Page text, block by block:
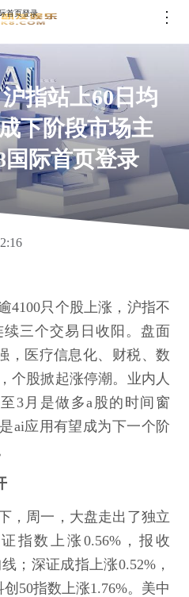
首页登录
指站上60日均
下阶段市场主
际首页登录
4100只个股上涨，沪指不
三个交易日收阳。盘面
，医疗信息化、财税、数
个股掀起涨停潮。业内人
3月是做多a股的时间窗
ai应用有望成为下一个阶
，周一，大盘走出了独立
指数上涨0.56%，报收
；深证成指上涨0.52%，
50指数上涨1.76%。美中